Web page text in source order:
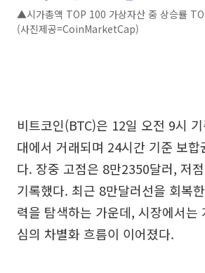
▲시가총액 TOP 100 가상자산 중 상승률
(사진제공=CoinMarketCap)
비트코인(BTC)은 12일 오전 9시
대에서 거래되며 24시간 기준 보합
다. 장중 고점은 8만2350달러, 저
기록했다. 최근 8만달러선을 회복
력을 탐색하는 가운데, 시장에서는
심의 차별화 흐름이 이어졌다.